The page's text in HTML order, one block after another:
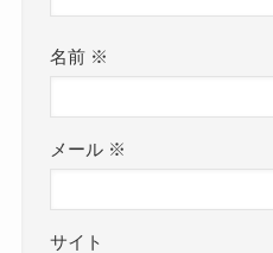
名前 ※
メール ※
サイト